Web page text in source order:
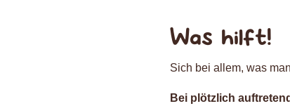
Was hilft!
Sich bei allem, was
Bei plötzlich